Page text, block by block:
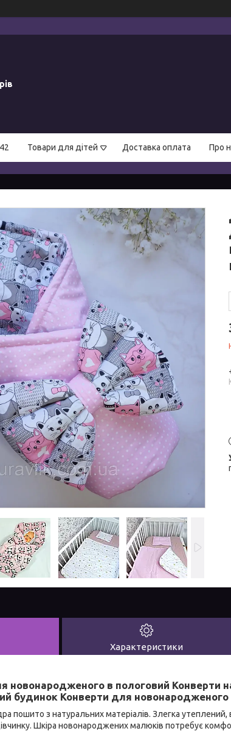
Товари для дітей Доставка оплата Про
Характеристики
новонародженого в пологовий Конверти
будинок Конверти для новонародженого
пошито з натуральних матеріалів. Злегка утеплений,
Шкіра новонароджених малюків потребує